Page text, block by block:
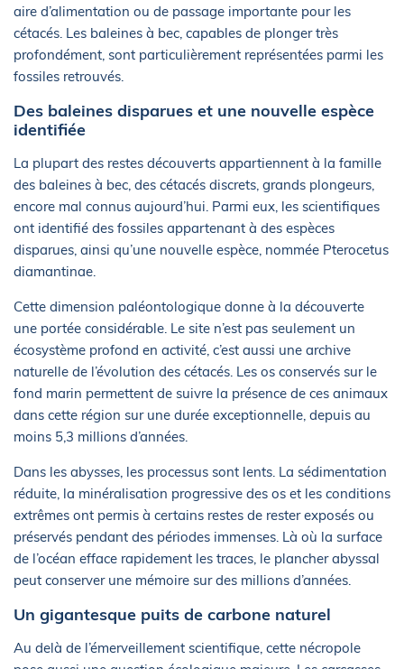
aire d’alimentation ou de passage importante pour les
cétacés. Les baleines à bec, capables de plonger très
profondément, sont particulièrement représentées parmi les
fossiles retrouvés.
Des baleines disparues et une nouvelle espèce
identifiée
La plupart des restes découverts appartiennent à la famille
des baleines à bec, des cétacés discrets, grands plongeurs,
encore mal connus aujourd’hui. Parmi eux, les scientifiques
ont identifié des fossiles appartenant à des espèces
disparues, ainsi qu’une nouvelle espèce, nommée Pterocetus
diamantinae.
Cette dimension paléontologique donne à la découverte
une portée considérable. Le site n’est pas seulement un
écosystème profond en activité, c’est aussi une archive
naturelle de l’évolution des cétacés. Les os conservés sur le
fond marin permettent de suivre la présence de ces animaux
dans cette région sur une durée exceptionnelle, depuis au
moins 5,3 millions d’années.
Dans les abysses, les processus sont lents. La sédimentation
réduite, la minéralisation progressive des os et les conditions
extrêmes ont permis à certains restes de rester exposés ou
préservés pendant des périodes immenses. Là où la surface
de l’océan efface rapidement les traces, le plancher abyssal
peut conserver une mémoire sur des millions d’années.
Un gigantesque puits de carbone naturel
Au delà de l’émerveillement scientifique, cette nécropole